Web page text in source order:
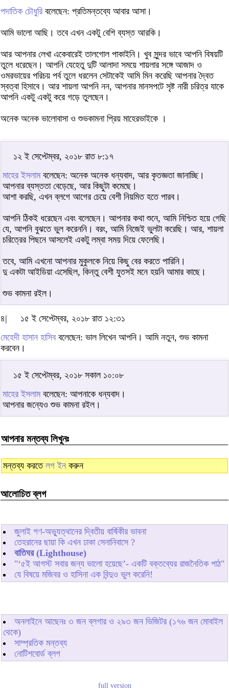
পদাতিক চৌধুরি বলেছেন: প্রতিমন্তব্যে আবার আসা।
আমি ভালো আছি। তবে এখন একটু বেশি ব্যস্ত আরকি।
আর আপনার লেখা একেবারেই তালগোল পাকাইনি। খুব সুন্দর ভাবে আপনি বিষয়টি
তুলে ধরেছেন। আপনি যেহেতু দুটি আলাদা সময়ে শায়লার সঙ্গে আজাদ ও
ওমরভায়ের পরিচয় পর্ব তুলে ধরলেন সেটাকেই আমি মিন করেছি আপনার দ্বৈত
স্বত্বা হিসাবে। আর শায়লা আপনি নন, আপনার মানসপটে সৃষ্ট নারী চরিত্র যাকে
আপনি একটু একটু করে গড়ে তুলছেন।
অনেক অনেক ভালোবাসা ও শুভকামনা প্রিয় মাহেরভাইকে ।
১২ ই সেপ্টেম্বর, ২০১৮ রাত ৮:১৭
মাহের ইসলামবলেছেন: অনেক অনেক ধন্যবাদ, আর কৃতজ্ঞতা জানাচ্ছি।
আপনার ব্যস্ততা বেড়েছে, আর কিছুটা কমেছে।
আশা করছি, এখন ব্লগে আগের চেয়ে বেশী নিয়মিত হতে পারব।
আপনি ঠিকই ধরেছেন এবং বলেছেন। আপনার কথা শুনে, আমি নিশ্চিত হয়ে গেছি
যে, আপনি বুঝতে ভুল করেননি। বরং, আমি নিজেই ভুলটা করেছি। আর, শায়লা
চরিত্রের পিছনে আসলেই একটু লম্বা সময় দিয়ে ফেলেছি।
তবে, আমি এখনো আপনার মুকুলকে নিয়ে কিছু বের করতে পারিনি।
দু একটা আইডিয়া এসেছিল, কিন্তু বেশী যুতসই মনে হয়নি আমার কাছে।
শুভ কামনা রইল।
৪|
১৫ ই সেপ্টেম্বর, ২০১৮ রাত ১২:৩১
মেহেদী হাসান হাসিব বলেছেন: ভাল লিখেন আপনি। আমি নতুন, শুভ কামনা
করবেন।
১৫ ই সেপ্টেম্বর, ২০১৮ সকাল ১০:০৮
মাহের ইসলামবলেছেন: আপনাকে ধন্যবাদ।
আপনার জন্যেও শুভ কামনা রইল।
আপনার মন্তব্য লিখুনঃ
মন্তব্য করতে লগ ইন করুন
আলোচিত ব্লগ
জুলাই গণ-অভ্যুত্থানের দ্বিতীয় বার্ষিকীর ভাবনা
তেহরানের ছায়া কি এখন ঢাকা সেনানিবাসে ?
বাতিঘর (Lighthouse)
"‘৫ই আগস্ট সবার জন্য ভালো হয়েছে’- একটি বক্তব্যের রাজনৈতিক পাঠ"
যে বিষয়ে মজিবর ও হাসিনা এক বিন্দুও ভুল করেনি!
অনলাইনে আছেনঃ ৩ জন ব্লগার ও ২৯৩ জন ভিজিটর (১৭৬ জন মোবাইল
থেকে)
সাম্প্রতিক মন্তব্য
নোটিশবোর্ড ব্লগ
full version